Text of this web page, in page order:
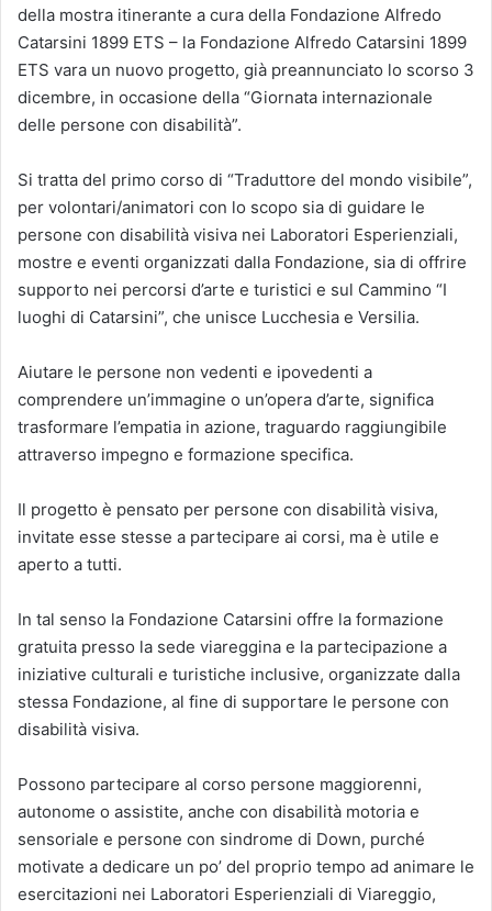
della mostra itinerante a cura della Fondazione Alfredo
Catarsini 1899 ETS – la Fondazione Alfredo Catarsini 1899
ETS vara un nuovo progetto, già preannunciato lo scorso 3
dicembre, in occasione della “Giornata internazionale
delle persone con disabilità”.
Si tratta del primo corso di “Traduttore del mondo visibile”,
per volontari/animatori con lo scopo sia di guidare le
persone con disabilità visiva nei Laboratori Esperienziali,
mostre e eventi organizzati dalla Fondazione, sia di offrire
supporto nei percorsi d’arte e turistici e sul Cammino “I
luoghi di Catarsini”, che unisce Lucchesia e Versilia.
Aiutare le persone non vedenti e ipovedenti a
comprendere un’immagine o un’opera d’arte, significa
trasformare l’empatia in azione, traguardo raggiungibile
attraverso impegno e formazione specifica.
Il progetto è pensato per persone con disabilità visiva,
invitate esse stesse a partecipare ai corsi, ma è utile e
aperto a tutti.
In tal senso la Fondazione Catarsini offre la formazione
gratuita presso la sede viareggina e la partecipazione a
iniziative culturali e turistiche inclusive, organizzate dalla
stessa Fondazione, al fine di supportare le persone con
disabilità visiva.
Possono partecipare al corso persone maggiorenni,
autonome o assistite, anche con disabilità motoria e
sensoriale e persone con sindrome di Down, purché
motivate a dedicare un po’ del proprio tempo ad animare le
esercitazioni nei Laboratori Esperienziali di Viareggio,